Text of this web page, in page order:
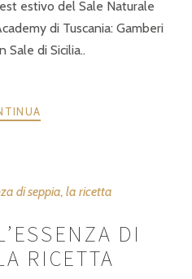
estivo del Sale Naturale
di Tuscania: Gamberi
Sale di Sicilia..
DI
RICETTA